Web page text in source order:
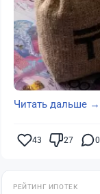
Читать дальше →
43 27 0
РЕЙТИНГ ИПОТЕК